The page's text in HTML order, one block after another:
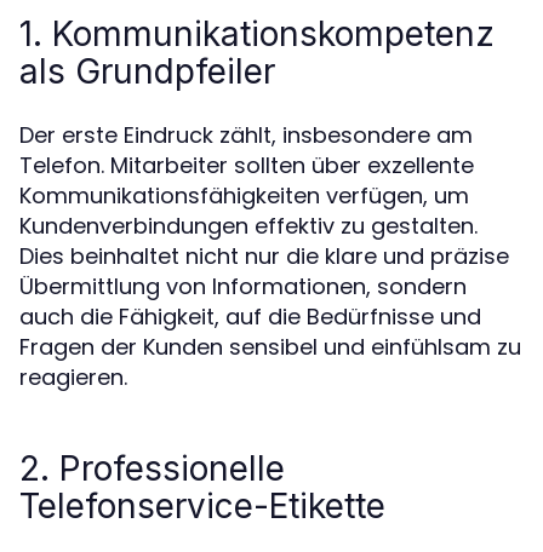
1. Kommunikationskompetenz
als Grundpfeiler
Der erste Eindruck zählt, insbesondere am
Telefon. Mitarbeiter sollten über exzellente
Kommunikationsfähigkeiten verfügen, um
Kundenverbindungen effektiv zu gestalten.
Dies beinhaltet nicht nur die klare und präzise
Übermittlung von Informationen, sondern
auch die Fähigkeit, auf die Bedürfnisse und
Fragen der Kunden sensibel und einfühlsam zu
reagieren.
2. Professionelle
Telefonservice-Etikette